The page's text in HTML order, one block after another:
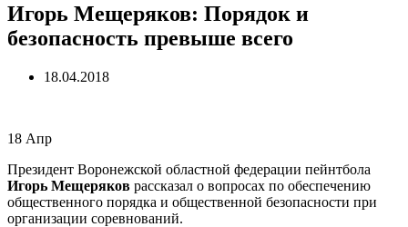
Игорь Мещеряков: Порядок и
безопасность превыше всего
18.04.2018
18 Апр
Президент Воронежской областной федерации пейнтбола
Игорь Мещеряков рассказал о вопросах по обеспечению
общественного порядка и общественной безопасности при
организации соревнований.